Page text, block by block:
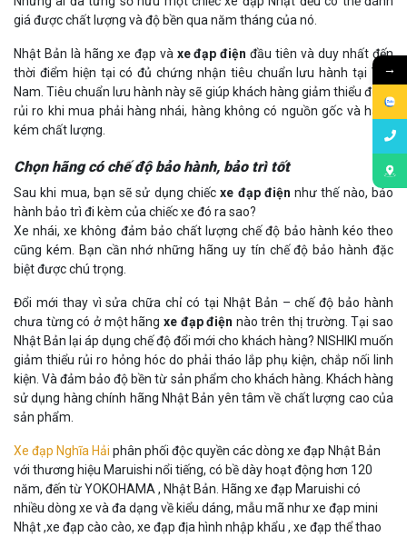
giá được chất lượng và độ bền qua năm tháng của nó.
Nhật Bản là hãng xe đạp và xe đạp điện đầu tiên và duy nhất đến
thời điểm hiện tại có đủ chứng nhận tiêu chuẩn lưu hành tại Việt
Nam. Tiêu chuẩn lưu hành này sẽ giúp khách hàng giảm thiểu được
rủi ro khi mua phải hàng nhái, hàng không có nguồn gốc và hàng
kém chất lượng.
Chọn hãng có chế độ bảo hành, bảo trì tốt
Sau khi mua, bạn sẽ sử dụng chiếcxe đạp điện như thế nào, bảo
hành bảo trì đi kèm của chiếc xe đó ra sao?
Xe nhái, xe không đảm bảo chất lượng chế độ bảo hành kéo theo
cũng kém. Bạn cần nhớ những hãng uy tín chế độ bảo hành đặc
biệt được chú trọng.
Đổi mới thay vì sửa chữa chỉ có tại Nhật Bản – chế độ bảo hành
chưa từng có ở một hãng xe đạp điện nào trên thị trường. Tại sao
Nhật Bản lại áp dụng chế độ đổi mới cho khách hàng? NISHIKI muốn
giảm thiểu rủi ro hỏng hóc do phải tháo lắp phụ kiện, chắp nối linh
kiện. Và đảm bảo độ bền từ sản phẩm cho khách hàng. Khách hàng
sử dụng hàng chính hãng Nhật Bản yên tâm về chất lượng cao của
sản phẩm.
Xe đạp Nghĩa Hải phân phối độc quyền các dòng xe đạp Nhật Bản
với thương hiệu Maruishi nổi tiếng, có bề dày hoạt động hơn 120
năm, đến từ YOKOHAMA , Nhật Bản. Hãng xe đạp Maruishi có
nhiều dòng xe và đa dạng về kiểu dáng, mẫu mã như xe đạp mini
Nhật ,xe đạp cào cào, xe đạp địa hình nhập khẩu , xe đạp thể thao
→